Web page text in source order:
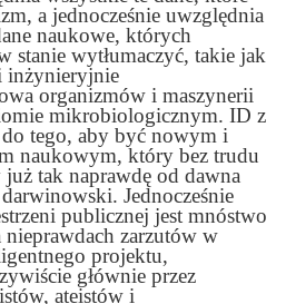
a jednocześnie uwzględnia
naukowe, których
stanie wytłumaczyć, takie jak
inżynieryjnie
organizmów i maszynerii
mikrobiologicznym. ID z
tego, aby być nowym i
naukowym, który bez trudu
tak naprawdę od dawna
Jednocześnie
publicznej jest mnóstwo
nieprawdach zarzutów w
projektu,
głównie przez
ateistów i